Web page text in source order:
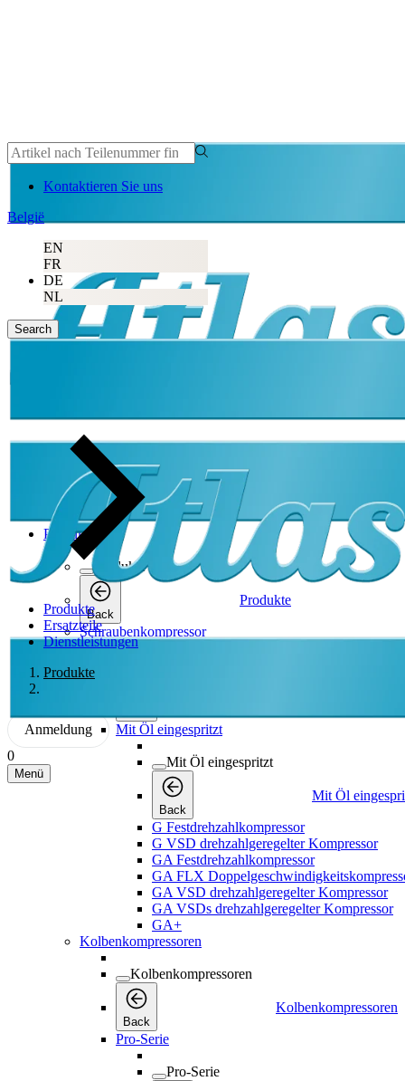
Kontaktieren Sie uns
België
EN
FR
DE
NL
Search
Produkte
Ersatzteile
Dienstleistungen
Produkte
Anmeldung
0
Menü
Produkte
Produkte
Back
Produkte
Schraubenkompressor
Back
Mit Öl eingespritzt
Mit Öl eingespritzt
Back
Mit Öl
G Festdrehzahlkompressor
G VSD drehzahlgeregelter Kompressor
GA Festdrehzahlkompressor
GA FLX
GA VSD drehzahlgeregelter Kompressor
GA VSDs drehzahlgeregelter Kompressor
GA+
Kolbenkompressoren
Kolbenkompressoren
Back
Kolbenkompressoren
Pro-Serie
Pro-Serie